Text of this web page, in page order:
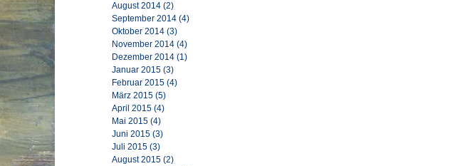
August 2014 (2)
September 2014 (4)
Oktober 2014 (3)
November 2014 (4)
Dezember 2014 (1)
Januar 2015 (3)
Februar 2015 (4)
März 2015 (5)
April 2015 (4)
Mai 2015 (4)
Juni 2015 (3)
Juli 2015 (3)
August 2015 (2)